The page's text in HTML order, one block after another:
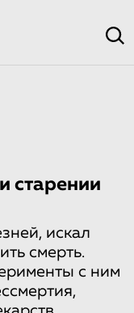
старении
искал
смерть.
с ним